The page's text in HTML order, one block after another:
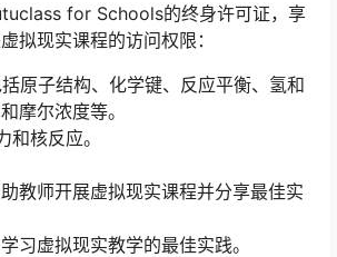
for Schools的终身许可证，享
拟现实课程的访问权限：
原子结构、化学键、反应平衡、氢和
摩尔浓度等。
核反应。
教师开展虚拟现实课程并分享最佳实
习虚拟现实教学的最佳实践。